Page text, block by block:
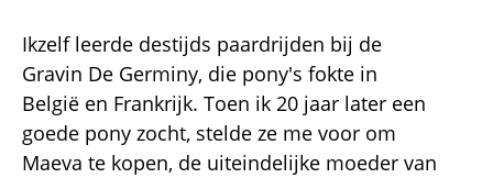
Ikzelf leerde destijds paardrijden bij de
Gravin De Germiny, die pony's fokte in
België en Frankrijk. Toen ik 20 jaar later een
goede pony zocht, stelde ze me voor om
Maeva te kopen, de uiteindelijke moeder van